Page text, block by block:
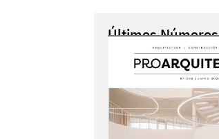
Últimos Números